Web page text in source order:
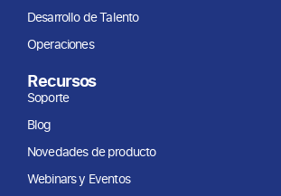
Desarrollo de Talento
Operaciones
Recursos
Soporte
Blog
Novedades de producto
Webinars y Eventos